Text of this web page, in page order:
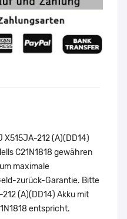
212 (A)(DD14)
C21N1818 gewähren
maximale
zurück-Garantie. Bitte
(A)(DD14) Akku mit
entspricht.